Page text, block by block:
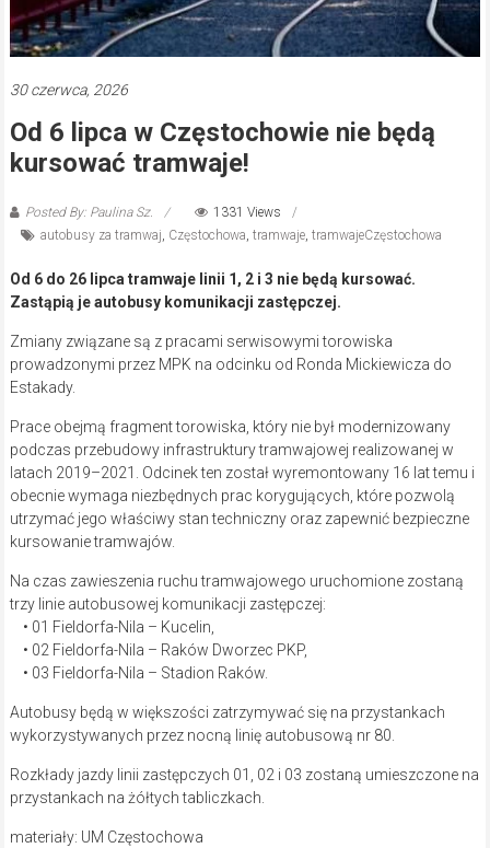
30 czerwca, 2026
Od 6 lipca w Częstochowie nie będą
kursować tramwaje!
Posted By: Paulina Sz.
1331 Views
autobusy za tramwaj, Częstochowa, tramwaje, tramwajeCzęstochowa
Od 6 do 26 lipca tramwaje linii 1, 2 i 3 nie będą kursować.
Zastąpią je autobusy komunikacji zastępczej.
Zmiany związane są z pracami serwisowymi torowiska
prowadzonymi przez MPK na odcinku od Ronda Mickiewicza do
Estakady.
Prace obejmą fragment torowiska, który nie był modernizowany
podczas przebudowy infrastruktury tramwajowej realizowanej w
latach 2019–2021. Odcinek ten został wyremontowany 16 lat temu i
obecnie wymaga niezbędnych prac korygujących, które pozwolą
utrzymać jego właściwy stan techniczny oraz zapewnić bezpieczne
kursowanie tramwajów.
Na czas zawieszenia ruchu tramwajowego uruchomione zostaną
trzy linie autobusowej komunikacji zastępczej:
• 01 Fieldorfa-Nila – Kucelin,
• 02 Fieldorfa-Nila – Raków Dworzec PKP,
• 03 Fieldorfa-Nila – Stadion Raków.
Autobusy będą w większości zatrzymywać się na przystankach
wykorzystywanych przez nocną linię autobusową nr 80.
Rozkłady jazdy linii zastępczych 01, 02 i 03 zostaną umieszczone na
przystankach na żółtych tabliczkach.
materiały: UM Częstochowa